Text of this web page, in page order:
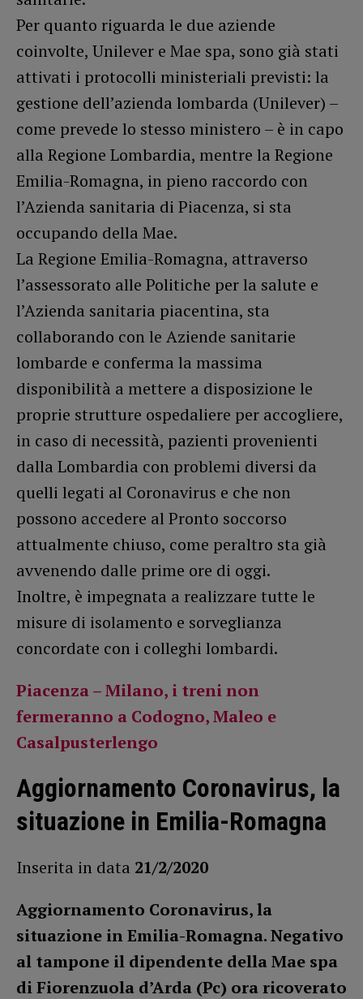
Per quanto riguarda le due aziende
coinvolte, Unilever e Mae spa, sono già stati
attivati i protocolli ministeriali previsti: la
gestione dell’azienda lombarda (Unilever) –
come prevede lo stesso ministero – è in capo
alla Regione Lombardia, mentre la Regione
Emilia-Romagna, in pieno raccordo con
l’Azienda sanitaria di Piacenza, si sta
occupando della Mae.
La Regione Emilia-Romagna, attraverso
l’assessorato alle Politiche per la salute e
l’Azienda sanitaria piacentina, sta
collaborando con le Aziende sanitarie
lombarde e conferma la massima
disponibilità a mettere a disposizione le
proprie strutture ospedaliere per accogliere,
in caso di necessità, pazienti provenienti
dalla Lombardia con problemi diversi da
quelli legati al Coronavirus e che non
possono accedere al Pronto soccorso
attualmente chiuso, come peraltro sta già
avvenendo dalle prime ore di oggi.
Inoltre, è impegnata a realizzare tutte le
misure di isolamento e sorveglianza
concordate con i colleghi lombardi.
Piacenza – Milano, i treni non
fermeranno a Codogno, Maleo e
Casalpusterlengo
Aggiornamento Coronavirus, la
situazione in Emilia-Romagna
Inserita in data 21/2/2020
Aggiornamento Coronavirus, la
situazione in Emilia-Romagna. Negativo
al tampone il dipendente della Mae spa
di Fiorenzuola d’Arda (Pc) ora ricoverato